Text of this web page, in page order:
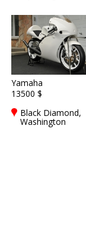
Yamaha
13500 $
Black Diamond,
Washington